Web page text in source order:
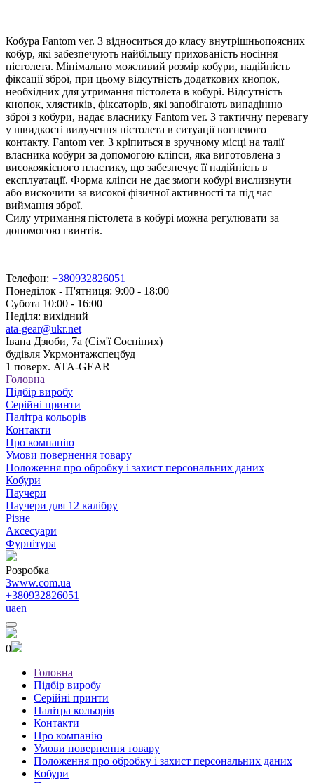
Кобура Fantom ver. 3 відноситься до класу внутрішньопоясних
кобур, які забезпечують найбільшу прихованість носіння
пістолета. Мінімально можливий розмір кобури, надійність
фіксації зброї, при цьому відсутність додаткових кнопок,
необхідних для утримання пістолета в кобурі. Відсутність
кнопок, хлястиків, фіксаторів, які запобігають випадінню
зброї з кобури, надає власнику Fantom ver. 3 тактичну перевагу
у швидкості вилучення пістолета в ситуації вогневого
контакту. Fantom ver. 3 кріпиться в зручному місці на талії
власника кобури за допомогою кліпси, яка виготовлена з
високоякісного пластику, що забезпечує її надійність в
експлуатації. Форма кліпси не дає змоги кобурі вислизнути
або вискочити за високої фізичної активності та під час
виймання зброї.
Силу утримання пістолета в кобурі можна регулювати за
допомогою гвинтів.
Телефон: +380932826051
Понеділок - П'ятниця: 9:00 - 18:00
Субота 10:00 - 16:00
Неділя: вихідний
ata-gear@ukr.net
Івана Дзюби, 7а (Сім'ї Сосніних)
будівля Укрмонтажспецбуд
1 поверх. ATA-GEAR
Головна
Підбір виробу
Серійні принти
Палітра кольорів
Контакти
Про компанію
Умови повернення товару
Положення про обробку і захист персональних даних
Кобури
Паучери
Паучери для 12 калібру
Різне
Аксесуари
Фурнітура
Розробка
3www.com.ua
+380932826051
uaen
0
Головна
Підбір виробу
Серійні принти
Палітра кольорів
Контакти
Про компанію
Умови повернення товару
Положення про обробку і захист персональних даних
Кобури